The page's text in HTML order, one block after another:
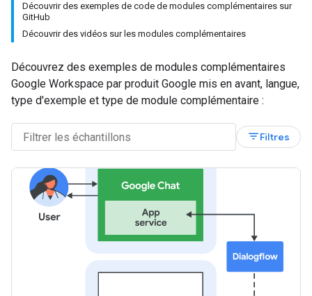
Découvrir des exemples de code de modules complémentaires sur
GitHub
Découvrir des vidéos sur les modules complémentaires
Découvrez des exemples de modules complémentaires
Google Workspace par produit Google mis en avant, langue,
type d'exemple et type de module complémentaire :
filter_listFiltres